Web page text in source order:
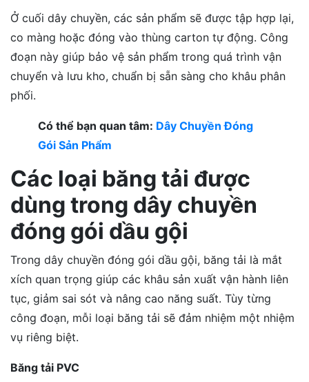
Ở cuối dây chuyền, các sản phẩm sẽ được tập hợp lại,
co màng hoặc đóng vào thùng carton tự động. Công
đoạn này giúp bảo vệ sản phẩm trong quá trình vận
chuyển và lưu kho, chuẩn bị sẵn sàng cho khâu phân
phối.
Có thể bạn quan tâm: Dây Chuyền Đóng
Gói Sản Phẩm
Các loại băng tải được
dùng trong dây chuyền
đóng gói dầu gội
Trong dây chuyền đóng gói dầu gội, băng tải là mắt
xích quan trọng giúp các khâu sản xuất vận hành liên
tục, giảm sai sót và nâng cao năng suất. Tùy từng
công đoạn, mỗi loại băng tải sẽ đảm nhiệm một nhiệm
vụ riêng biệt.
Băng tải PVC